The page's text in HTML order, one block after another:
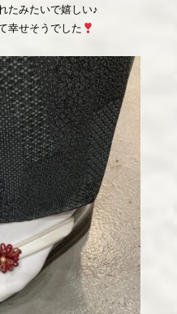
たみたいで嬉しい♪
幸せそうでした